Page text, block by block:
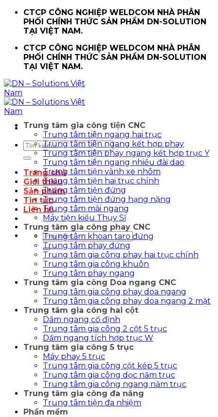
ChuyểnCTCP CÔNG NGHIỆP WELDCOM NHÀ PHÂN
PHỐI CHÍNH THỨC SẢN PHẨM DN-SOLUTION
TẠI VIỆT NAM.
CTCP CÔNG NGHIỆP WELDCOM NHÀ PHÂN
PHỐI CHÍNH THỨC SẢN PHẨM DN-SOLUTION
TẠI VIỆT NAM.
Tìm
kiếm:
Trang chủ
Giới thiệu
Sản phẩm
Tin tức
Liên hệ
Tìm
kiếm:
Trung tâm gia công tiện CNC
Trung tâm tiện ngang hai trục
Trung tâm tiện ngang kết hợp phay
Trung tâm tiện phay ngang kết hợp trục Y
Trung tâm tiện ngang nhiều đài dao
Trung tâm tiện vành xe nhôm
Trung tâm tiện hai trục chính
Trung tâm tiện đứng
Trung tâm tiện đứng hạng nặng
Trung tâm mài ngang
Máy tiện kiểu Thụy Sĩ
Trung tâm gia công phay CNC
Trung tâm khoan taro đứng
Trung tâm phay đứng
Trung tâm gia công phay hai trục chính
Trung tâm gia công khuôn
Trung tâm phay ngang
Trung tâm gia công Doa ngang CNC
Trung tâm gia công phay doa ngang
Trung tâm gia công phay doa ngang 2 mặt
Trung tâm gia công hai cột
Dầm ngang cố định
Trung tâm gia công 2 cột 5 trục
Dầm ngang tích hợp trục W
Trung tâm gia công 5 trục
Máy phay 5 trục
Trung tâm gia công cột kép 5 trục
Trung tâm gia công dọc năm trục
Trung tâm gia công ngang năm trục
Trung tâm gia công đa năng
Trung tâm tiện đa nhiệm
Phần mềm